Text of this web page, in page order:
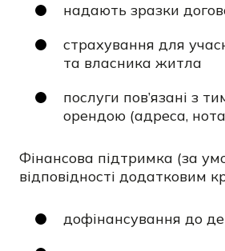
надають зразки
страхування для
та власника житла
послуги пов’язані з
орендою (адреса,
Фінансова підтримка (за
відповідності додатковим
дофінансування до